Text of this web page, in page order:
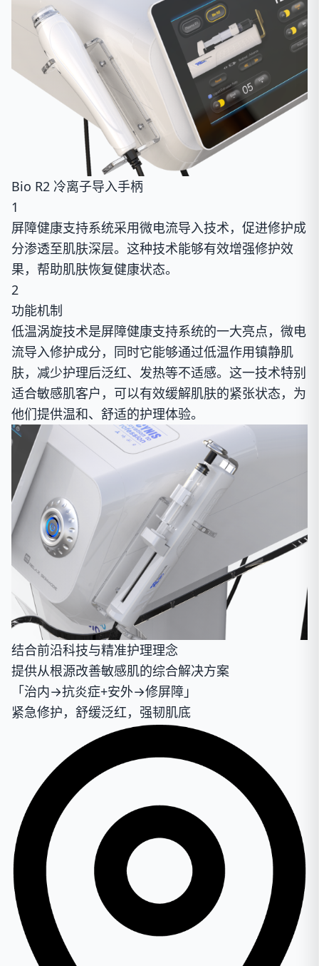
Bio R2 冷离子导入手柄
1
屏障健康支持系统采用微电流导入技术，促进修护成
分渗透至肌肤深层。这种技术能够有效增强修护效
果，帮助肌肤恢复健康状态。
2
功能机制
低温涡旋技术是屏障健康支持系统的一大亮点，微电
流导入修护成分，同时它能够通过低温作用镇静肌
肤，减少护理后泛红、发热等不适感。这一技术特别
适合敏感肌客户，可以有效缓解肌肤的紧张状态，为
他们提供温和、舒适的护理体验。
结合前沿科技与精准护理理念
提供从根源改善敏感肌的综合解决方案
「治内→抗炎症+安外→修屏障」
紧急修护，舒缓泛红，强韧肌底